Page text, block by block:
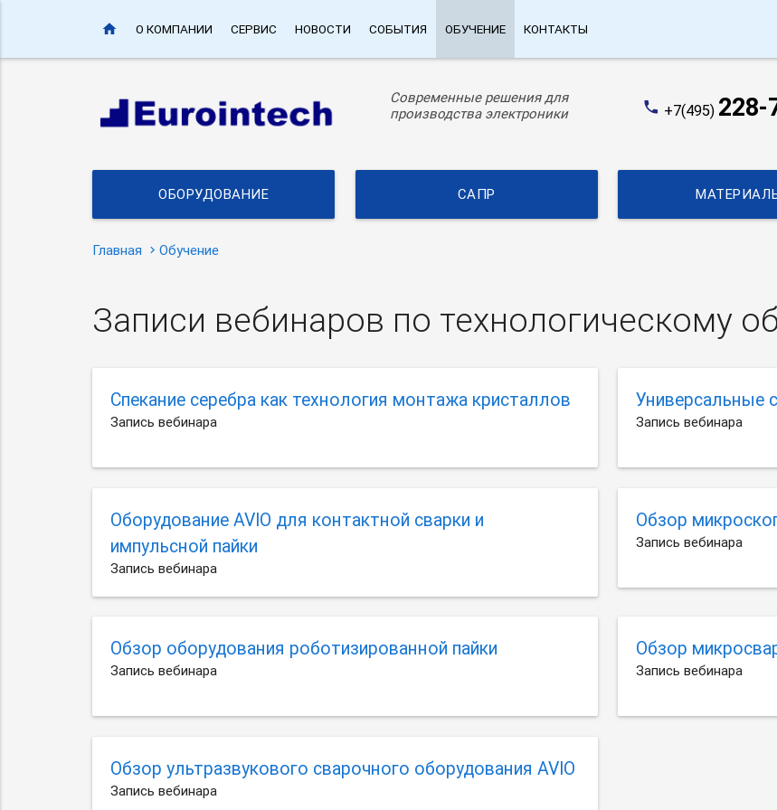
home О КОМПАНИИ СЕРВИС НОВОСТИ СОБЫТИЯ ОБУЧЕНИЕ КОНТАКТЫ
Современные решения для
производства электроники
phone +7(495) 228-
ОБОРУДОВАНИЕ САПР
Главная Обучение
Записи вебинаров по технологическому
Спекание серебра как технология монтажа кристаллов
Запись вебинара
Универсальные
Запись вебинара
Оборудование AVIO для контактной сварки и
импульсной пайки
Запись вебинара
Обзор
Запись вебинара
Обзор оборудования роботизированной пайки
Запись вебинара
Обзор
Запись вебинара
Обзор ультразвукового сварочного оборудования AVIO
Запись вебинара